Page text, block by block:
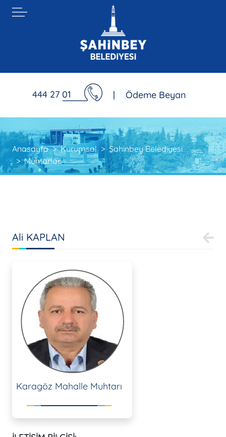
444 27 01 | Ödeme Beyan
Anasayfa Kurumsal
Şahinbey Belediyesi
Muhtarlar
Ali KAPLAN
Karagöz Mahalle Muhtarı